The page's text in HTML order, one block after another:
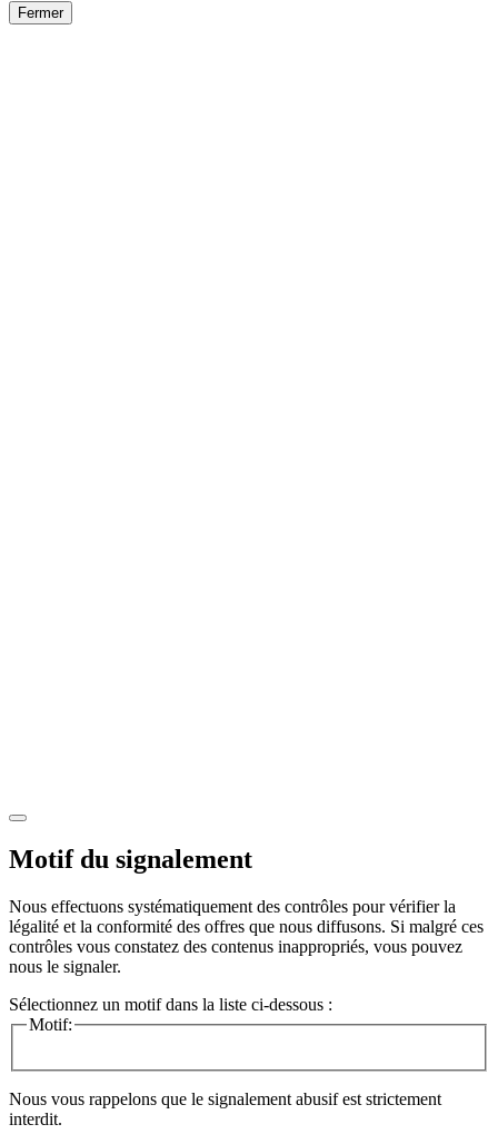
Fermer
Motif du signalement
Nous effectuons systématiquement des contrôles pour vérifier la
légalité et la conformité des offres que nous diffusons. Si malgré ces
contrôles vous constatez des contenus inappropriés, vous pouvez
nous le signaler.
Sélectionnez un motif dans la liste ci-dessous :
Motif:
Nous vous rappelons que le signalement abusif est strictement
interdit.